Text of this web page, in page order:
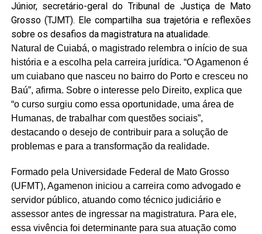
Júnior, secretário-geral do Tribunal de Justiça de Mato
Grosso (TJMT). Ele compartilha sua trajetória e reflexões
sobre os desafios da magistratura na atualidade.
Natural de Cuiabá, o magistrado relembra o início de sua
história e a escolha pela carreira jurídica. “O Agamenon é
um cuiabano que nasceu no bairro do Porto e cresceu no
Baú”, afirma. Sobre o interesse pelo Direito, explica que
“o curso surgiu como essa oportunidade, uma área de
Humanas, de trabalhar com questões sociais”,
destacando o desejo de contribuir para a solução de
problemas e para a transformação da realidade.
Formado pela Universidade Federal de Mato Grosso
(UFMT), Agamenon iniciou a carreira como advogado e
servidor público, atuando como técnico judiciário e
assessor antes de ingressar na magistratura. Para ele,
essa vivência foi determinante para sua atuação como